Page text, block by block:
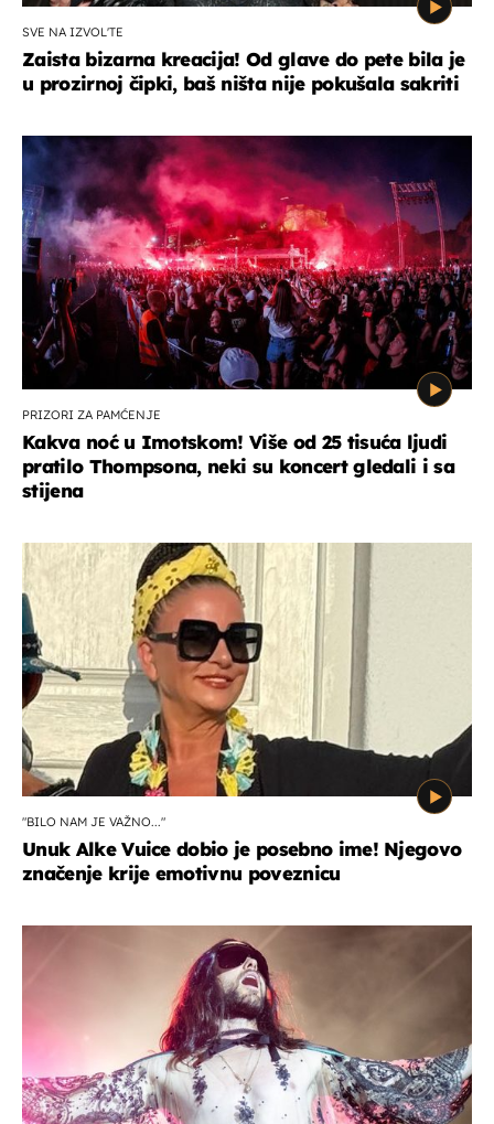
SVE NA IZVOL'TE
Zaista bizarna kreacija! Od glave do pete bila je
u prozirnoj čipki, baš ništa nije pokušala sakriti
PRIZORI ZA PAMĆENJE
Kakva noć u Imotskom! Više od 25 tisuća ljudi
pratilo Thompsona, neki su koncert gledali i sa
stijena
"BILO NAM JE VAŽNO..."
Unuk Alke Vuice dobio je posebno ime! Njegovo
značenje krije emotivnu poveznicu